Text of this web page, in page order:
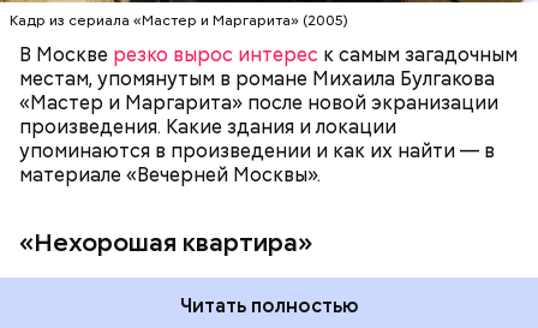
Кадр из сериала «Мастер и Маргарита» (2005)
В Москве резко вырос интерес к самым загадочным
местам, упомянутым в романе Михаила Булгакова
«Мастер и Маргарита» после новой экранизации
произведения. Какие здания и локации
упоминаются в произведении и как их найти — в
материале «Вечерней Москвы».
«Нехорошая квартира»
стала прототипом «нехорошей квартиры», где жил
Читать полностью